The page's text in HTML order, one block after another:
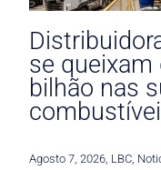
se queixam
bilhão nas
Agosto 7, 2026 LBC